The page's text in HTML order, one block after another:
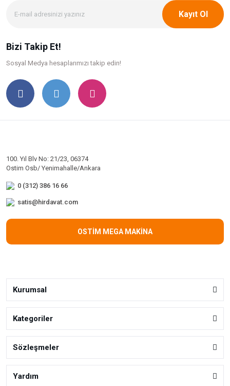
Kayıt Ol
Bizi Takip Et!
Sosyal Medya hesaplarımızı takip edin!
100. Yıl Blv No: 21/23, 06374
Ostim Osb/ Yenimahalle/Ankara
0 (312) 386 16 66
satis@hirdavat.com
OSTİM MEGA MAKİNA
Kurumsal
Kategoriler
Sözleşmeler
Yardım